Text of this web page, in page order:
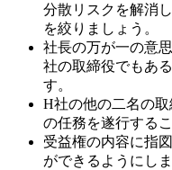
分散リスクを解消
を絞りましょう。
社長の万が一の意
社の取締役でもあ
す。
H社の他の二名の
の任務を遂行する
受益権の内容に指
ができるようにしま